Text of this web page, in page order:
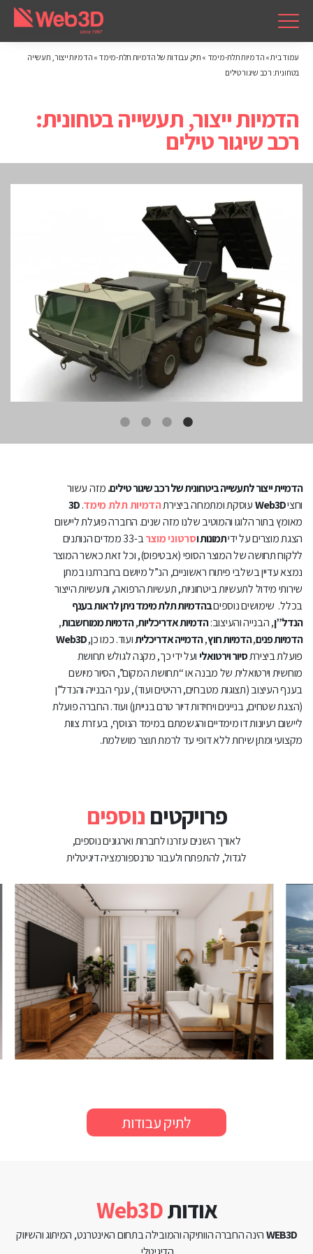
עמוד בית» הדמיות תלת-מימד » תיק עבודות של הדמיות תלת-מימד » הדמיות ייצור, תעשייה
בטחונית: רכב שיגור טילים
הדמיות ייצור, תעשייה בטחונית:
רכב שיגור טילים
הדמיית ייצור לתעשייה ביטחונית של רכב שיגור טילים.מזה עשור
וחציWeb3Dעוסקת ומתמחה ביצירתהדמיות תלת מימד.
3D
מאומץ בתור הלוגו והמוטיב שלנו מזה שנים. החברה פועלת ליישום
הצגת מוצרים על ידיתמונות וסרטוני מוצר
ב-33 ממדים הנותנים
ללקוח תחושה של המוצר הסופי (אבטיפוס), וכל זאת כאשר המוצר
נמצא עדיין בשלבי פיתוח ראשוניים, הנ”ל מיושם בחברתנו במתן
שירותי מידול לתעשיות ביטחוניות, תעשיות הרפואה, ותעשיות הייצור
בכלל. שימושים נוספיםבהדמיות תלת מימד ניתן לראות בענף
הנדל”ן, הבנייה והעיצוב:הדמיות אדריכליות,הדמיות ממוחשבות,
הדמיות פנים,הדמיות חוץ,הדמייה אדריכליתועוד. כמו כן,
פועלת ביצירתסיור וירטואליועל ידי כך, מקנה לגולש תחושת
מוחשית וירטואלית של מבנה או “תחושת המקום”, הסיור מיושם
בענף העיצוב (תצוגות מטבחים, רהיטים ועוד), ענף הבנייה והנדל”ן
(הצגת שטחים, בניינים ויחידות דיור טרם בנייתן) ועוד. החברה פועלת
ליישום רעיונות דו מימדיים והגשמתם במימד הנוסף, בעזרת צוות
מקצועי ומתן שירות ללא דופי עד לרמת תוצר מושלמת.
פרויקטים נוספים
לאורך השנים עזרנו לחברות וארגונים נוספים,
לגדול, להתפתח ולעבור טרנספורמציה דיגיטלית
לתיק עבודות
אודותWeb3D
WEB3Dהינה החברה הוותיקה והמובילה בתחום האינטרנט, המיתוג והשיווק